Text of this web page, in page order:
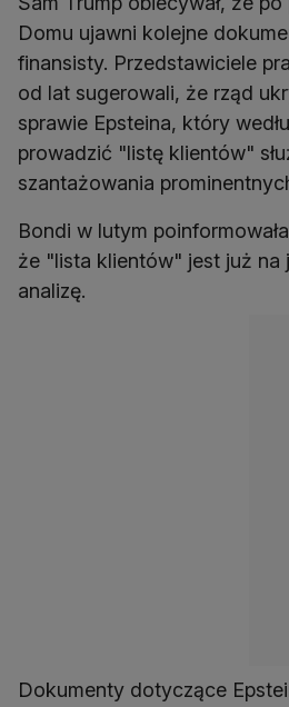
Domu ujawni kolejne
finansisty. Przedstawiciele
od lat sugerowali, że rząd
sprawie Epsteina, który
prowadzić "listę klientów"
szantażowania
Bondi w lutym
że "lista klientów" jest już na
analizę.
Dokumenty dotyczące